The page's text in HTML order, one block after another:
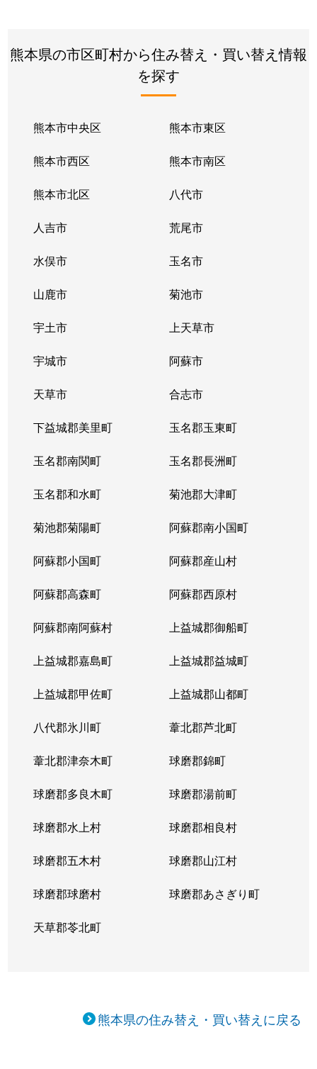
熊本県の市区町村から住み替え・買い替え情報
を探す
熊本市中央区 熊本市東区
熊本市西区 熊本市南区
熊本市北区 八代市
人吉市 荒尾市
水俣市 玉名市
山鹿市 菊池市
宇土市 上天草市
宇城市 阿蘇市
天草市 合志市
下益城郡美里町 玉名郡玉東町
玉名郡南関町 玉名郡長洲町
玉名郡和水町 菊池郡大津町
菊池郡菊陽町 阿蘇郡南小国町
阿蘇郡小国町 阿蘇郡産山村
阿蘇郡高森町 阿蘇郡西原村
阿蘇郡南阿蘇村 上益城郡御船町
上益城郡嘉島町 上益城郡益城町
上益城郡甲佐町 上益城郡山都町
八代郡氷川町 葦北郡芦北町
葦北郡津奈木町 球磨郡錦町
球磨郡多良木町 球磨郡湯前町
球磨郡水上村 球磨郡相良村
球磨郡五木村 球磨郡山江村
球磨郡球磨村 球磨郡あさぎり町
天草郡苓北町
熊本県の住み替え・買い替えに戻る